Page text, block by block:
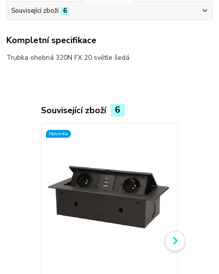
Související zboží 6
Kompletní specifikace
Trubka ohebná 320N FX 20 světle šedá
Související zboží 6
Novinka